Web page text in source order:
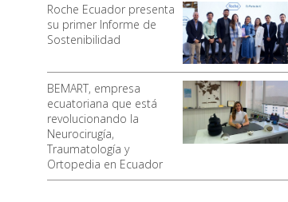
Roche Ecuador presenta
su primer Informe de
Sostenibilidad
BEMART, empresa
ecuatoriana que está
revolucionando la
Neurocirugía,
Traumatología y
Ortopedia en Ecuador